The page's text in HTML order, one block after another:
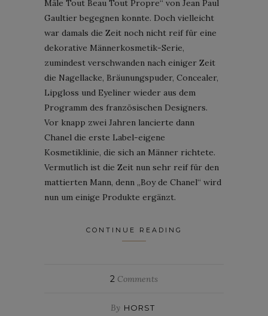
Mâle Tout Beau Tout Propre“ von Jean Paul
Gaultier begegnen konnte. Doch vielleicht
war damals die Zeit noch nicht reif für eine
dekorative Männerkosmetik-Serie,
zumindest verschwanden nach einiger Zeit
die Nagellacke, Bräunungspuder, Concealer,
Lipgloss und Eyeliner wieder aus dem
Programm des französischen Designers.
Vor knapp zwei Jahren lancierte dann
Chanel die erste Label-eigene
Kosmetiklinie, die sich an Männer richtete.
Vermutlich ist die Zeit nun sehr reif für den
mattierten Mann, denn „Boy de Chanel“ wird
nun um einige Produkte ergänzt.
CONTINUE READING
2 Comments
By HORST